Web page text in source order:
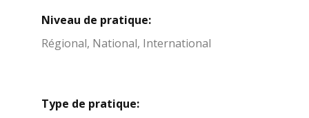
Niveau de pratique:
Régional, National, International
Type de pratique: